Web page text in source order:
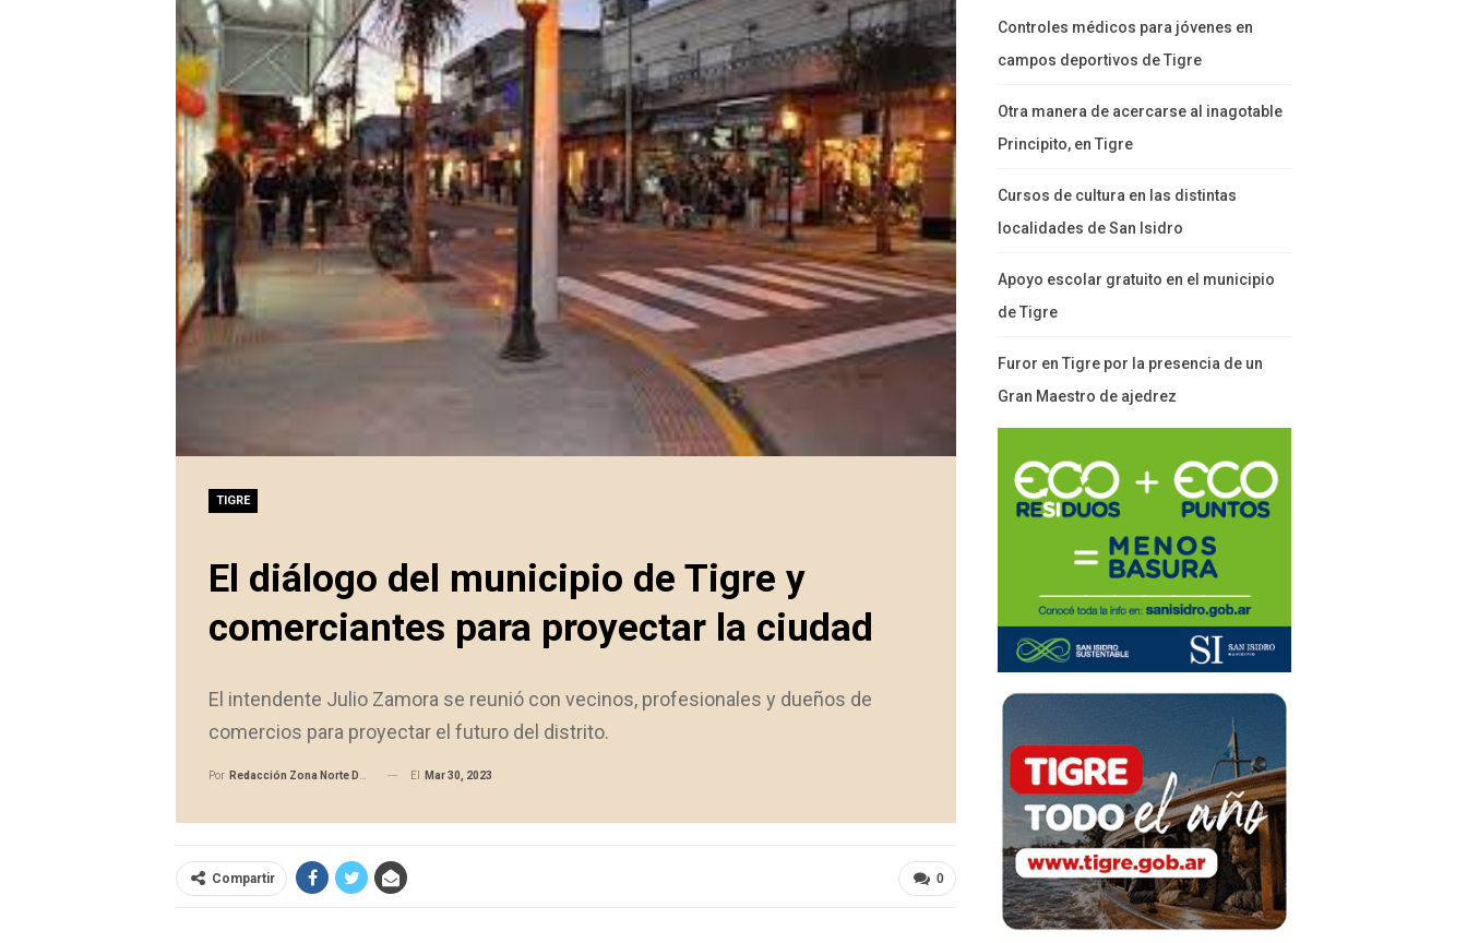
TIGRE
El diálogo del municipio de Tigre y
comerciantes para proyectar la ciudad
El intendente Julio Zamora se reunió con vecinos, profesionales y dueños de
comercios para proyectar el futuro del distrito.
Por Redacción Zona Norte Daily El Mar 30, 2023
0
Compartir
Controles médicos para jóvenes en
campos deportivos de Tigre
Otra manera de acercarse al inagotable
Principito, en Tigre
Cursos de cultura en las distintas
localidades de San Isidro
Apoyo escolar gratuito en el municipio
de Tigre
Furor en Tigre por la presencia de un
Gran Maestro de ajedrez